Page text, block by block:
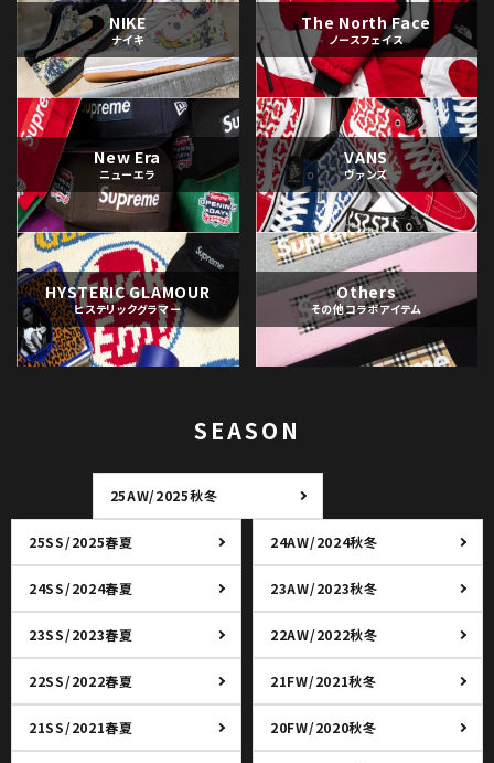
NIKE
ナイキ
The North Face
ノースフェイス
New Era
ニューエラ
VANS
ヴァンズ
HYSTERIC GLAMOUR
ヒステリックグラマー
Others
その他コラボアイテム
SEASON
25AW/2025秋冬
25SS/2025春夏 24AW/2024秋冬
24SS/2024春夏 23AW/2023秋冬
23SS/2023春夏 22AW/2022秋冬
22SS/2022春夏 21FW/2021秋冬
21SS/2021春夏 20FW/2020秋冬